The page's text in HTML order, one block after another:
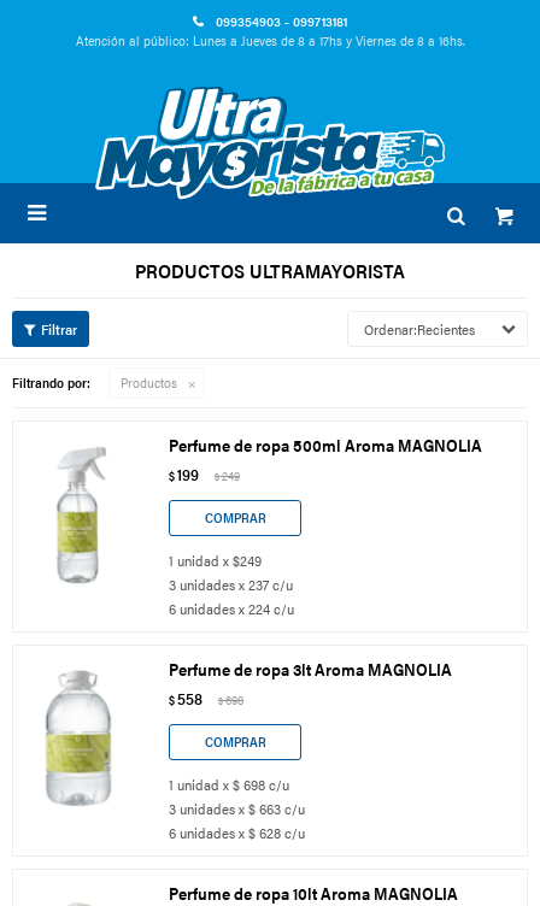
099354903 - 099713181
Atención al público: Lunes a Jueves de 8 a 17hs y Viernes de 8 a 16hs.

PRODUCTOS ULTRAMAYORISTA
Recientes
Filtrando por: Productos
Perfume de ropa 500ml Aroma MAGNOLIA
$199 $249
1 unidad x $249
3 unidades x 237 c/u
6 unidades x 224 c/u
Perfume de ropa 3lt Aroma MAGNOLIA
$558 $698
1 unidad x $ 698 c/u
3 unidades x $ 663 c/u
6 unidades x $ 628 c/u
Perfume de ropa 10lt Aroma MAGNOLIA